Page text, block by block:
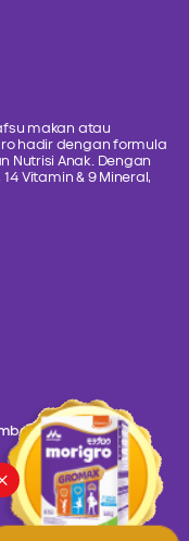
makan atau
hadir dengan formula
Nutrisi Anak. Dengan
Vitamin & 9 Mineral,